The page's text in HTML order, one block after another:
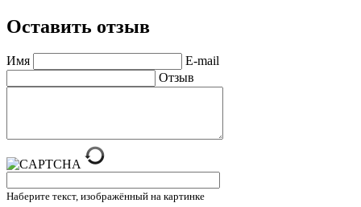
Оставить отзыв
Имя
E-mail
Отзыв
Наберите текст, изображённый на картинке